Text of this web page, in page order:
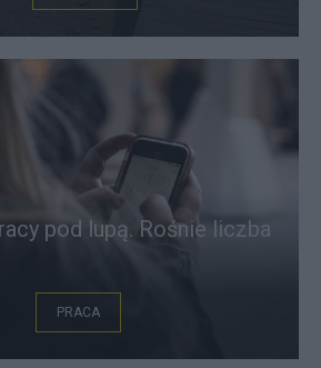
pod lupą. Rośnie liczba
PRACA